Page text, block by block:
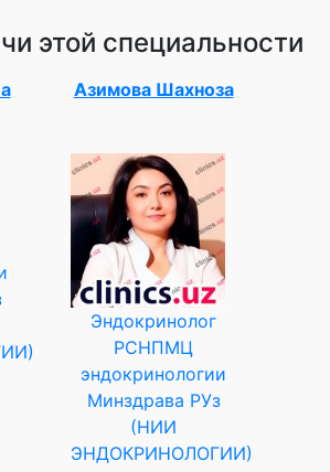
этой специальности
Азимова Шахноза
Эндокринолог
РСНПМЦ
эндокринологии
Минздрава РУз
(НИИ
ЭНДОКРИНОЛОГИИ)